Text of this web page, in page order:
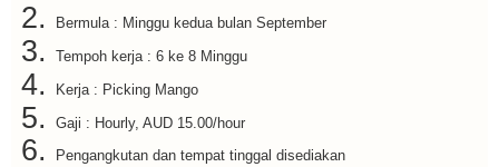
Bermula : Minggu kedua bulan September
Tempoh kerja : 6 ke 8 Minggu
Kerja : Picking Mango
Gaji : Hourly, AUD 15.00/hour
Pengangkutan dan tempat tinggal disediakan